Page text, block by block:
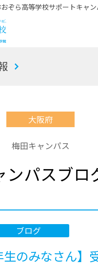
ぞら高等学校サポートキャン
お
大阪府
梅田キャンパス
ンパスブロ
ブログ
生のみなさん】